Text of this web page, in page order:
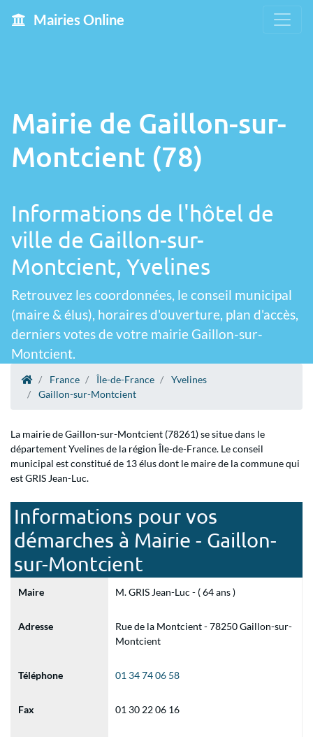
Mairies Online
Mairie de Gaillon-sur-
Montcient (78)
Informations de l'hôtel de
ville de Gaillon-sur-
Montcient, Yvelines
Retrouvez les coordonnées, le conseil municipal
(maire & élus), horaires d'ouverture, plan d'accès,
derniers votes de votre mairie Gaillon-sur-
Montcient.
France Île-de-France
Yvelines
Gaillon-sur-Montcient
La mairie de Gaillon-sur-Montcient (78261) se situe dans le
département Yvelines de la région Île-de-France. Le conseil
municipal est constitué de 13 élus dont le maire de la commune qui
est GRIS Jean-Luc.
Informations pour vos
démarches à Mairie - Gaillon-
sur-Montcient
Maire M. GRIS Jean-Luc - ( 64 ans )
Adresse
Rue de la Montcient - 78250 Gaillon-sur-
Montcient
Téléphone 01 34 74 06 58
Fax 01 30 22 06 16